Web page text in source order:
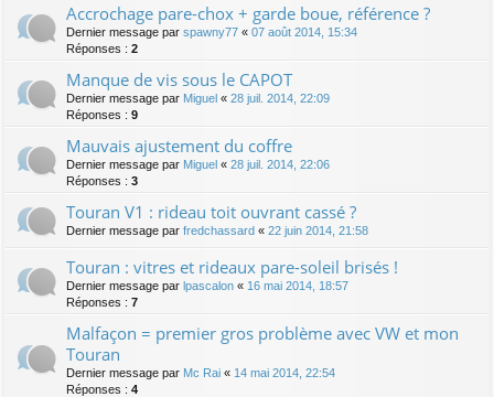
Accrochage pare-chox + garde boue, référence ?
Dernier message par spawny77 « 07 août 2014, 15:34
Réponses : 2
Manque de vis sous le CAPOT
Dernier message par Miguel « 28 juil. 2014, 22:09
Réponses : 9
Mauvais ajustement du coffre
Dernier message par Miguel « 28 juil. 2014, 22:06
Réponses : 3
Touran V1 : rideau toit ouvrant cassé ?
Dernier message par fredchassard « 22 juin 2014, 21:58
Touran : vitres et rideaux pare-soleil brisés !
Dernier message par lpascalon « 16 mai 2014, 18:57
Réponses : 7
Malfaçon = premier gros problème avec VW et mon
Touran
Dernier message par Mc Rai « 14 mai 2014, 22:54
Réponses : 4